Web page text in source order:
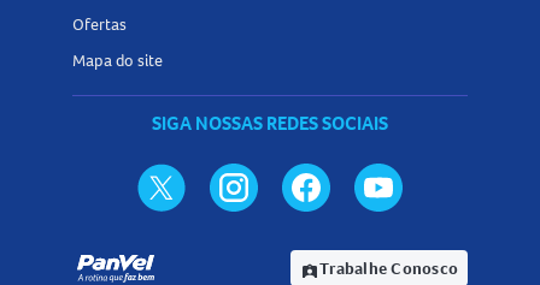
Ofertas
Mapa do site
SIGA NOSSAS REDES SOCIAIS
assignment_indTrabalhe Conosco